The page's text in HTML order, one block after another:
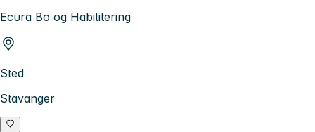
Ecura Bo og Habilitering
Sted
Stavanger